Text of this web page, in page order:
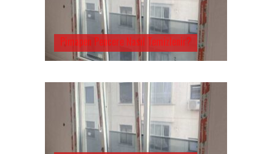
Pimapen Pencere Nasıl Temizlenir?